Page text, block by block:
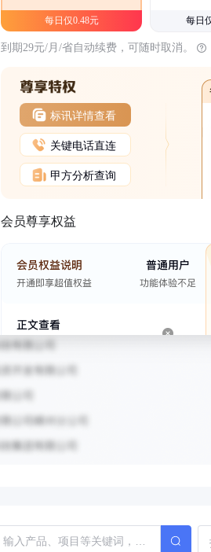
每日仅0.48元 每日
到期29元/月/省自动续费，可随时取消。
标讯详情查看
关键电话直连
甲方分析查询
会员尊享权益